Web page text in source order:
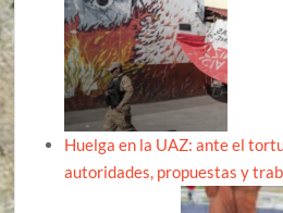
Huelga en la UAZ: ante el
autoridades, propuestas y